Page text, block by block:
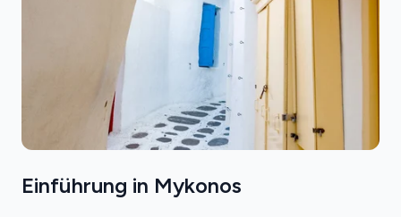
Einführung in Mykonos